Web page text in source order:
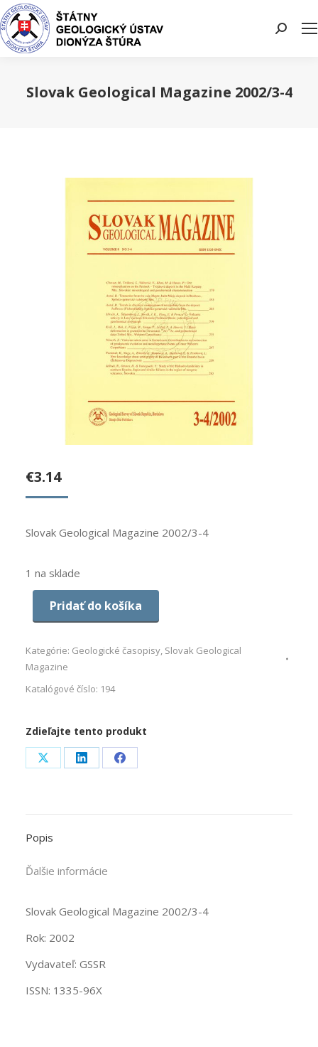
Search:
Slovak Geological Magazine 2002/3-4
€3.14
Slovak Geological Magazine 2002/3-4
1 na sklade
Pridať do košíka
Kategórie: Geologické časopisy, Slovak Geological
Magazine
Katalógové číslo: 194
Zdieľajte tento produkt
Share
X
Share
LinkedIn
Share
Facebook
Popis
Ďalšie informácie
Slovak Geological Magazine 2002/3-4
Rok: 2002
Vydavateľ: GSSR
ISSN: 1335-96X